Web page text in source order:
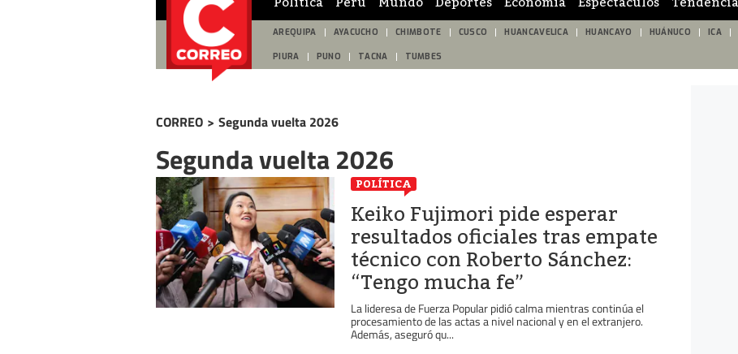
AREQUIPA AYACUCHO CHIMBOTE CUSCO HUANCAVELICA HUANCAYO HUÁNUCO ICA
PIURA PUNO TACNA TUMBES
CORREO > Segunda vuelta 2026
Segunda vuelta 2026
POLÍTICA
Keiko Fujimori pide esperar
resultados oficiales tras empate
técnico con Roberto Sánchez:
“Tengo mucha fe”
La lideresa de Fuerza Popular pidió calma mientras continúa el
procesamiento de las actas a nivel nacional y en el extranjero.
Además, aseguró qu...